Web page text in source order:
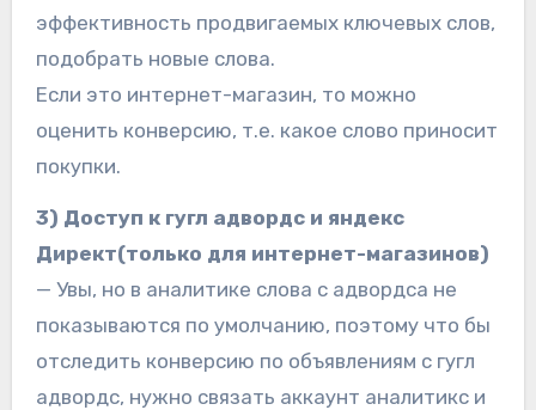
эффективность продвигаемых ключевых слов,
подобрать новые слова.
Если это интернет-магазин, то можно
оценить конверсию, т.е. какое слово приносит
покупки.
3) Доступ к гугл адвордс и яндекс
Директ(только для интернет-магазинов)
— Увы, но в аналитике слова с адвордса не
показываются по умолчанию, поэтому что бы
отследить конверсию по объявлениям с гугл
адвордс, нужно связать аккаунт аналитикс и